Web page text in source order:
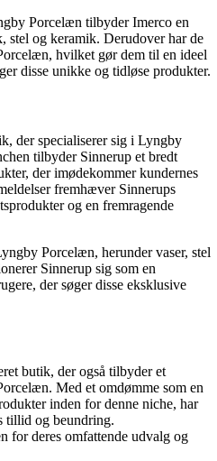
Porcelæn tilbyder Imerco en
stel og keramik. Derudover har de
hvilket gør dem til en ideel
disse unikke og tidløse produkter.
der specialiserer sig i Lyngby
tilbyder Sinnerup et bredt
der imødekommer kundernes
fremhæver Sinnerups
og en fremragende
Porcelæn, herunder vaser, stel
Sinnerup sig som en
der søger disse eksklusive
butik, der også tilbyder et
Med et omdømme som en
inden for denne niche, har
tillid og beundring.
for deres omfattende udvalg og